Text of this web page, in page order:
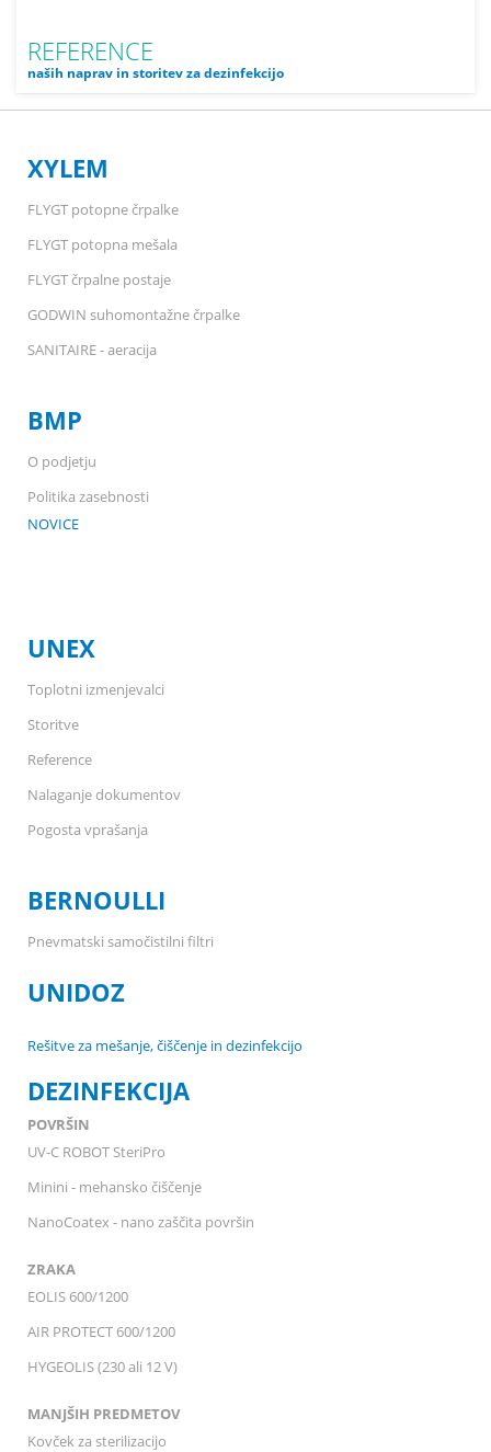
REFERENCE
naših naprav in storitev za dezinfekcijo
XYLEM
FLYGT potopne črpalke
FLYGT potopna mešala
FLYGT črpalne postaje
GODWIN suhomontažne črpalke
SANITAIRE - aeracija
BMP
O podjetju
Politika zasebnosti
NOVICE
UNEX
Toplotni izmenjevalci
Storitve
Reference
Nalaganje dokumentov
Pogosta vprašanja
BERNOULLI
Pnevmatski samočistilni filtri
UNIDOZ
Rešitve za mešanje, čiščenje in dezinfekcijo
DEZINFEKCIJA
POVRŠIN
UV-C ROBOT SteriPro
Minini - mehansko čiščenje
NanoCoatex - nano zaščita površin
ZRAKA
EOLIS 600/1200
AIR PROTECT 600/1200
HYGEOLIS (230 ali 12 V)
MANJŠIH PREDMETOV
Kovček za sterilizacijo